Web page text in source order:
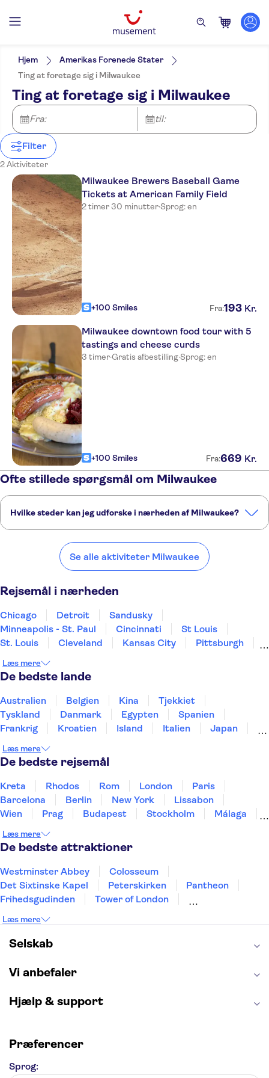
Filters
Min DKK Max
Alternativer
Entréudgifter er Inkluderet
Guidet Tur
Lokalt særpræg
Subject expert guide
Elektronisk billet
Kategorier
Rundture til fods
Udflugter & dagsture
Smagsprøver på
Billetter og arrangementer
Sport
English
Hjem
Amerikas Forenede Stater
Ting at foretage sig i Milwaukee
Ting at foretage sig i Milwaukee
Fra: til:
Filter
2 Aktiviteter
Milwaukee Brewers Baseball Game
Tickets at American Family Field
2 timer 30 minutter·Sprog: en
+100 Smiles Fra:193 Kr.
Milwaukee downtown food tour with 5
tastings and cheese curds
3 timer·Gratis afbestilling·Sprog: en
+100 Smiles Fra:669 Kr.
Ofte stillede spørgsmål om Milwaukee
Hvilke steder kan jeg udforske i nærheden af Milwaukee?
Detroit Cincinnati
Se alle aktiviteter Milwaukee
Rejsemål i nærheden
Chicago Detroit
Sandusky
Minneapolis - St. Paul
Cincinnati
St Louis
St. Louis
Cleveland Kansas City
Pittsburgh
Gatlinburg
Memphis
Læs mere
De bedste lande
Australien Belgien Kina
Tjekkiet
Tyskland
Danmark Egypten
Spanien
Frankrig
Kroatien Island Italien
Japan
Thailand
Tyrkiet
Læs mere
De bedste rejsemål
Kreta Rhodos Rom London
Paris
Barcelona
Berlin New York
Lissabon
Wien
Prag Budapest Stockholm
Málaga
Kiel
Helsingborg
Læs mere
De bedste attraktioner
Westminster Abbey
Colosseum
Det Sixtinske Kapel
Peterskirken
Pantheon
Frihedsgudinden
Tower of London
Burj Khalifa
Keukenhof
Alcatraz
Elbphilharmonie
Harry Potter Studios
Læs mere
Selskab
Vi anbefaler
Hjælp & support
Præferencer
Sprog: